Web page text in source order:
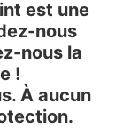
est une
nous
nous la
!
À aucun